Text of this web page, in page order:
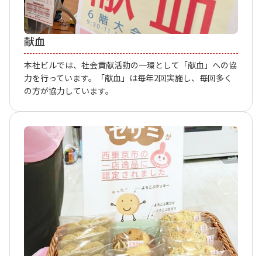
献血
本社ビルでは、社会貢献活動の一環として「献血」への協
力を行っています。「献血」は毎年2回実施し、毎回多く
の方が協力しています。